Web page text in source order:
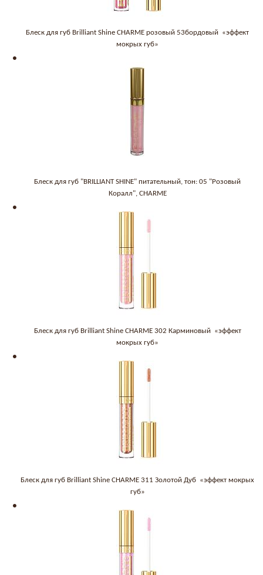
Блеск для губ Brilliant Shine CHARME розовый 53бордовый «эффект
мокрых губ»
Блеск для губ "BRILLIANT SHINE" питательный, тон: 05 "Розовый
Коралл", CHARME
Блеск для губ Brilliant Shine CHARME 302 Карминовый «эффект
мокрых губ»
Блеск для губ Brilliant Shine CHARME 311 Золотой Дуб «эффект мокрых
губ»